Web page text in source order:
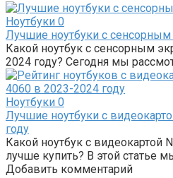
Ноутбуки 0
Лучшие ноутбуки с
Какой ноутбук с сенсорным
2024 году? Сегодня мы
Ноутбуки 0
Лучшие ноутбуки с
году
Какой ноутбук с видеокартой
лучше купить? В этой статье
Добавить комментарий